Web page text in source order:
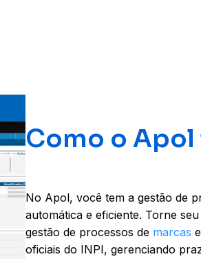
Como o
No Apol, você tem a gestão de
automática e eficiente. Torne
gestão de processos de marcas
oficiais do INPI, gerenciando